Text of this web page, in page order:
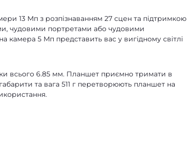
13 Мп з розпізнаванням 27 сцен та підтримкою
чудовими портретами або чудовими
5 Мп представить вас у вигідному світлі
всього 6.85 мм. Планшет приємно тримати в
та вага 511 г перетворюють планшет на